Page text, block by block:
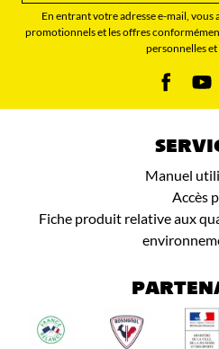
En entrant votre adresse e-mail, vous
promotionnels et les offres
personnelles et
Manuel
Accès
Fiche produit relative aux